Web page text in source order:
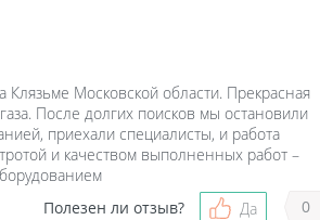
Московской области. Прекрасная
После долгих поисков мы остановили
приехали специалисты, и работа
и качеством выполненных работ –
Полезен ли отзыв?
Да 0